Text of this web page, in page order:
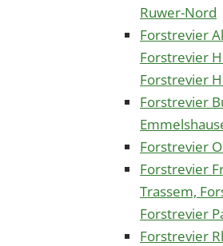
Ruwer-Nord
Forstrevier
Forstrevier
Forstrevier
Forstrevier
Forstrevier
Forstrevier
Trassem,
Forstrevier
Forstrevier